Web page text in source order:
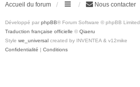
Accueil du forum Nous contacter
Développé par phpBB® Forum Software © phpBB Limited
Traduction française officielle © Qiaeru
Style we_universal created by INVENTEA & v12mike
Confidentialité | Conditions